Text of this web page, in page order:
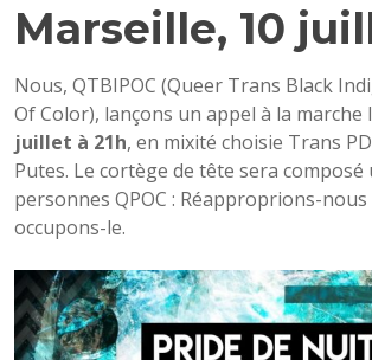
Marseille, 10
Nous, QTBIPOC (Queer Trans Black
Of Color), lançons un appel à la marche
juillet à 21h, en mixité choisie Trans
Putes. Le cortège de tête sera
personnes QPOC : Réapproprions-nous
occupons-le.